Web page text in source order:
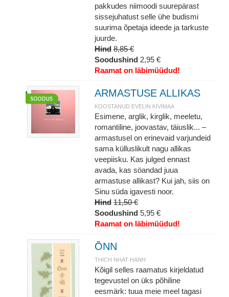
pakkudes niimoodi suurepärast
sissejuhatust selle ühe budismi
suurima õpetaja ideede ja tarkuste
juurde.
Hind 8,85 €
Soodushind 2,95 €
Raamat on läbimüüdud!
ARMASTUSE ALLIKAS
KOOSTANUD EVELIN KIVIMAA
Esimene, arglik, kirglik, meeletu,
romantiline, joovastav, täiuslik... –
armastusel on erinevaid varjundeid
sama külluslikult nagu allikas
veepiisku. Kas julged ennast
avada, kas söandad juua
armastuse allikast? Kui jah, siis on
Sinu süda igavesti noor.
Hind 11,50 €
Soodushind 5,95 €
Raamat on läbimüüdud!
ÕNN
THICH NHAT HANH
Kõigil selles raamatus kirjeldatud
tegevustel on üks põhiline
eesmärk: tuua meie meel tagasi